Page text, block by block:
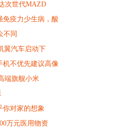
次世代MAZD
免疫力少生病，酸
不同
翼汽车启动下
机不优先建议高像
端旗舰小米
你对家的想象
万元医用物资